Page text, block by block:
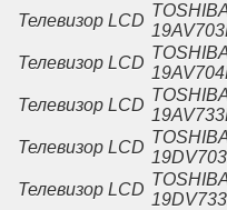
Телевизор LCD
Телевизор LCD
Телевизор LCD
Телевизор LCD
Телевизор LCD